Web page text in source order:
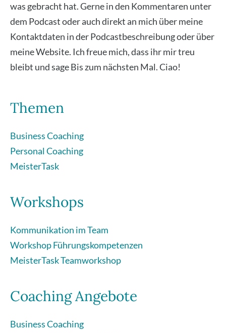
was gebracht hat. Ger­ne in den Kom­men­ta­ren unter
dem Pod­cast oder auch direkt an mich über mei­ne
Kon­takt­da­ten in der Pod­cast­be­schrei­bung oder über
mei­ne Web­site. Ich freue mich, dass ihr mir treu
bleibt und sage Bis zum nächs­ten Mal. Ciao!
Themen
Business Coaching
Personal Coaching
MeisterTask
Workshops
Kommunikation im Team
Workshop Führungskompetenzen
MeisterTask Teamworkshop
Coaching Angebote
Business Coaching